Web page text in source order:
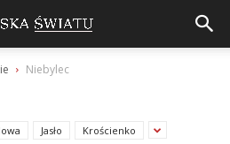
Niebylec
Jasło Krościenko